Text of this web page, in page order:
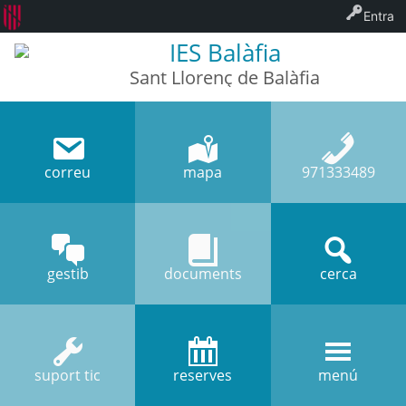
IES Balàfia
Sant Llorenç de Balàfia
correu mapa 971333489
gestib documents cerca
suport tic reserves menú
Entra